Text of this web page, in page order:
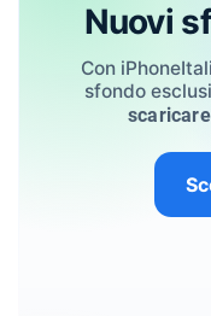
Nuovi
Con
sfondo
scaricare